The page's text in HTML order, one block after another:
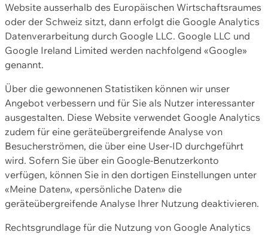
Website ausserhalb des Europäischen Wirtschaftsraumes
oder der Schweiz sitzt, dann erfolgt die Google Analytics
Datenverarbeitung durch Google LLC. Google LLC und
Google Ireland Limited werden nachfolgend «Google»
genannt.
Über die gewonnenen Statistiken können wir unser
Angebot verbessern und für Sie als Nutzer interessanter
ausgestalten. Diese Website verwendet Google Analytics
zudem für eine geräteübergreifende Analyse von
Besucherströmen, die über eine User-ID durchgeführt
wird. Sofern Sie über ein Google-Benutzerkonto
verfügen, können Sie in den dortigen Einstellungen unter
«Meine Daten», «persönliche Daten» die
geräteübergreifende Analyse Ihrer Nutzung deaktivieren.
Rechtsgrundlage für die Nutzung von Google Analytics